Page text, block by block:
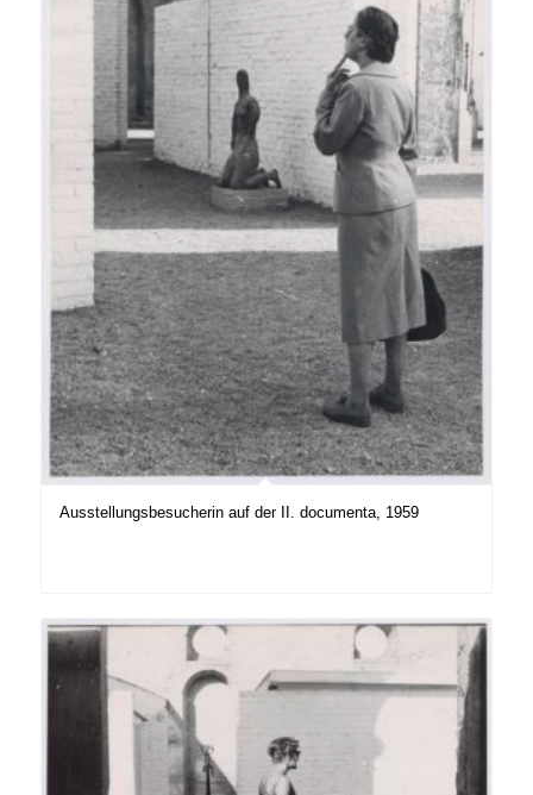
Ausstellungsbesucherin auf der II. documenta, 1959